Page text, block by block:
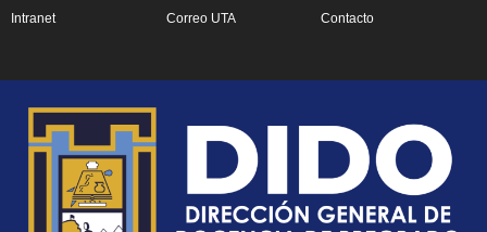
Intranet Correo UTA Contacto